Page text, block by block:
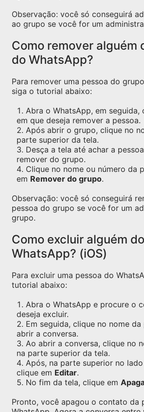
Observação: você só conseguirá
ao grupo se você for um
Como remover alguém
do WhatsApp?
Para remover uma pessoa do
siga o tutorial abaixo:
Abra o WhatsApp, em seguida,
em que deseja remover a pessoa.
Após abrir o grupo, clique no
parte superior da tela.
Desça a tela até achar a
remover do grupo.
Clique no nome ou número da
em Remover do grupo.
Observação: você só conseguirá
pessoa do grupo se você for um
grupo.
Como excluir alguém do
WhatsApp? (iOS)
Para excluir uma pessoa do
tutorial abaixo:
Abra o WhatsApp e procure o
deseja excluir.
Em seguida, clique no nome da
abrir a conversa.
Ao abrir a conversa, clique no
na parte superior da tela.
Após, na parte superior no
clique em Editar.
No fim da tela, clique em
Pronto, você apagou o contato da